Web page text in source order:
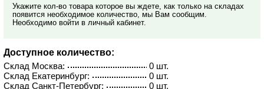
Укажите кол-во товара которое вы ждете, как только на складах
появится необходимое количество, мы Вам сообщим.
Необходимо войти в личный кабинет.
Доступное количество:
0 шт.
Склад Москва:
0 шт.
Склад Екатеринбург:
0 шт.
Склад Санкт-Петербург: